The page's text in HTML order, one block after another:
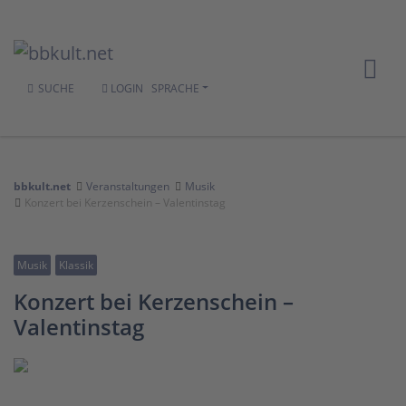
SUCHE LOGIN SPRACHE
bbkult.net Veranstaltungen
Musik
Konzert bei Kerzenschein – Valentinstag
Musik Klassik
Konzert bei Kerzenschein –
Valentinstag